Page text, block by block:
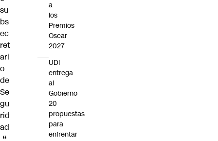
su
bs
ec
ret
ari
o
de
Se
gu
rid
ad
“
a
los
Premios
Oscar
2027
UDI
entrega
al
Gobierno
20
propuestas
para
enfrentar